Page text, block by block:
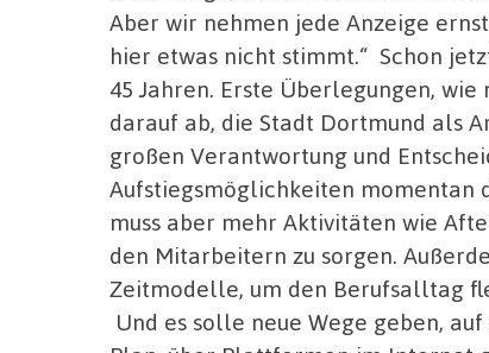
Aber wir nehmen jede Anzeige
hier etwas nicht stimmt.“ Schon
45 Jahren. Erste Überlegungen,
darauf ab, die Stadt Dortmund als
großen Verantwortung und
Aufstiegsmöglichkeiten momentan
muss aber mehr Aktivitäten wie
den Mitarbeitern zu sorgen.
Zeitmodelle, um den Berufsalltag
Und es solle neue Wege geben,